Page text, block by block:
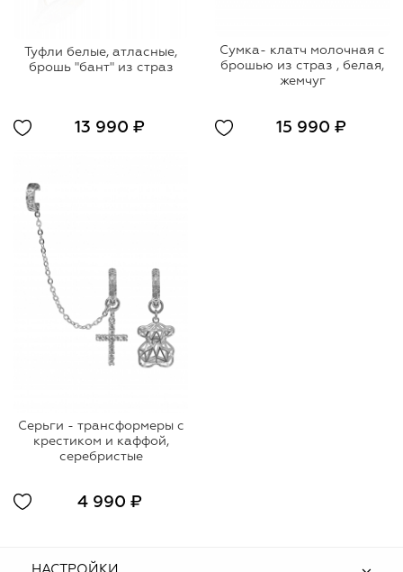
Туфли белые, атласные,
брошь "бант" из страз
13 990 ₽
Сумка- клатч молочная с
брошью из страз , белая,
жемчуг
15 990 ₽
Серьги - трансформеры с
крестиком и каффой,
серебристые
4 990 ₽
НАСТРОЙКИ